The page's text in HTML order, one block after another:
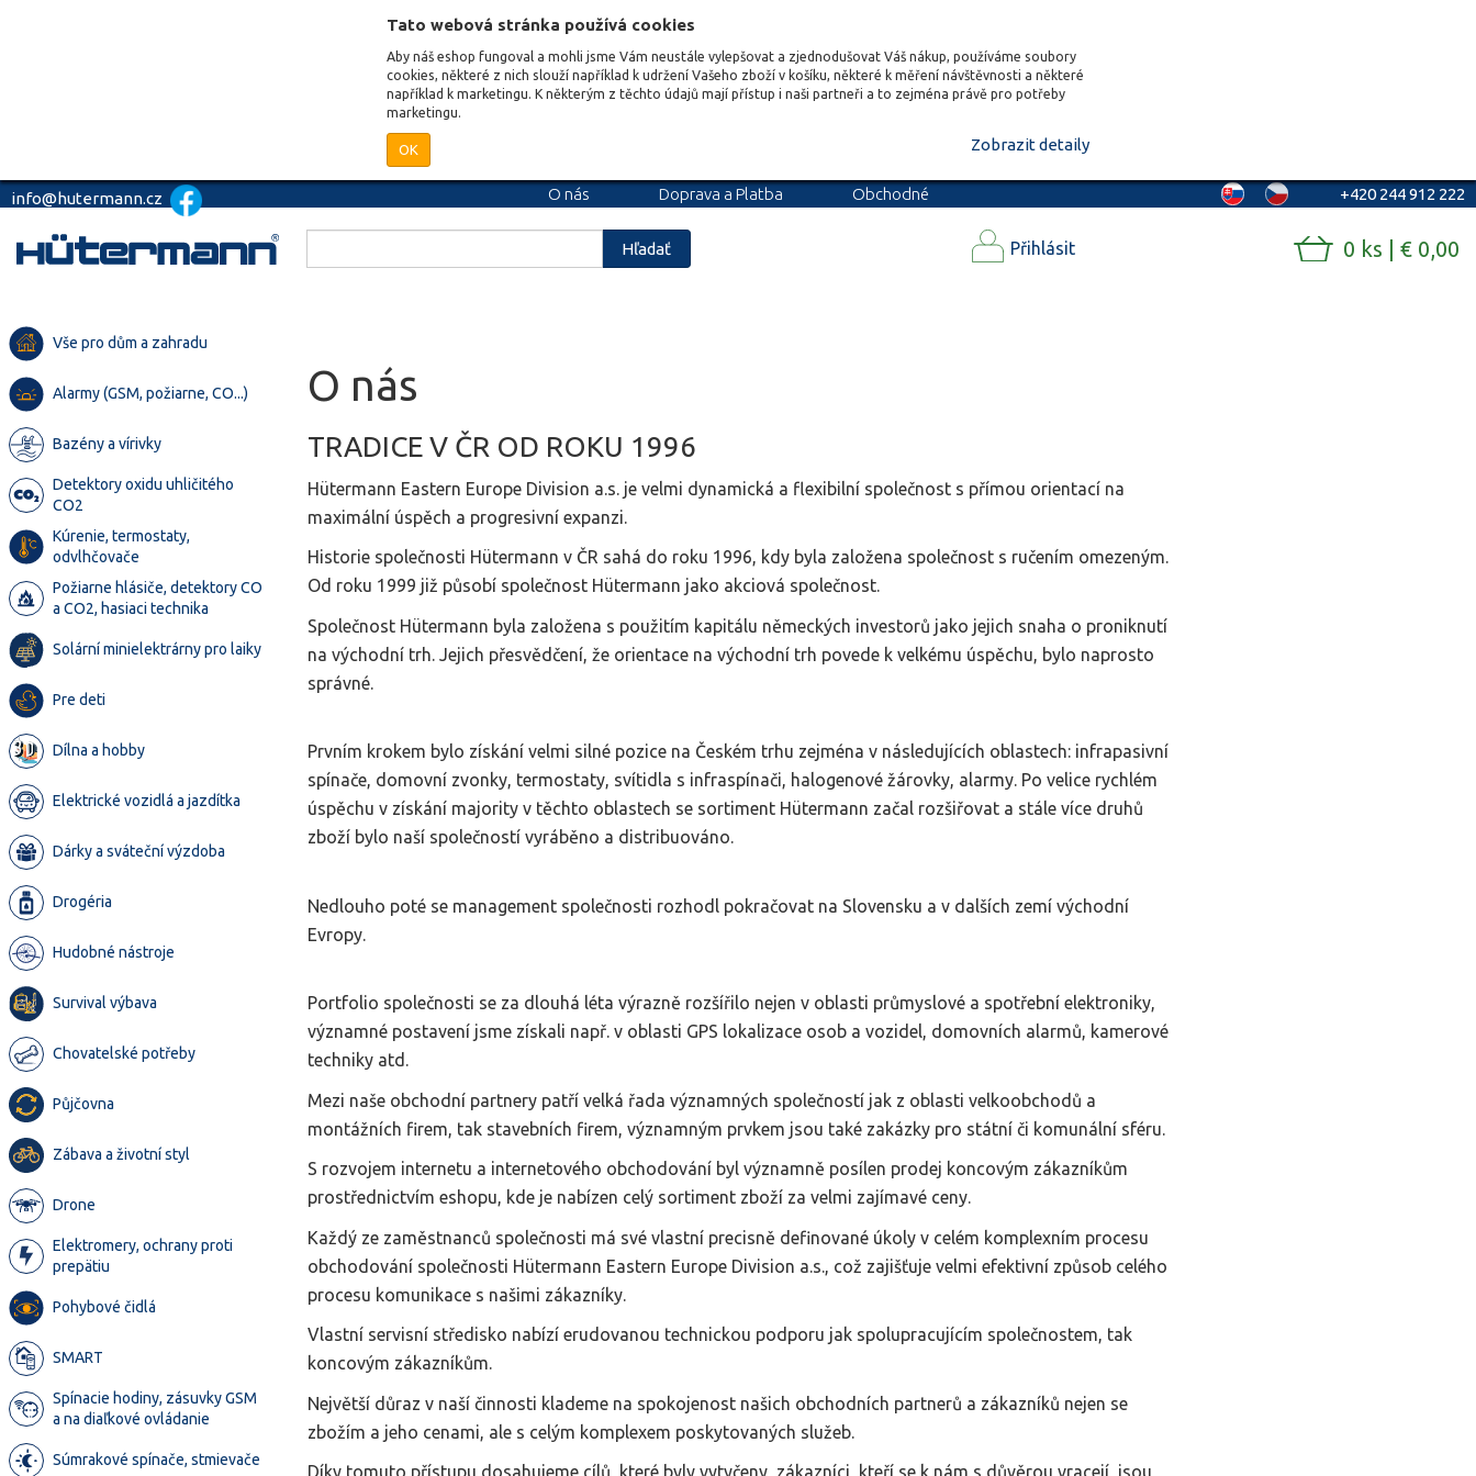
Tato webová stránka používá cookies
Aby náš eshop fungoval a mohli jsme Vám neustále vylepšovat a zjednodušovat Váš nákup, používáme soubory
cookies, některé z nich slouží například k udržení Vašeho zboží v košíku, některé k měření návštěvnosti a některé
například k marketingu. K některým z těchto údajů mají přístup i naši partneři a to zejména právě pro potřeby
marketingu.
OK Zobrazit detaily
info@hutermann.cz O nás Doprava a Platba
Obchodné
+420 244 912 222
Hľadať Přihlásit 0 ks | € 0,00
Vše pro dům a zahradu
Alarmy (GSM, požiarne, CO...)
Bazény a vírivky
Detektory oxidu uhličitého
CO2
Kúrenie, termostaty,
odvlhčovače
Požiarne hlásiče, detektory CO
a CO2, hasiaci technika
Solární minielektrárny pro laiky
Pre deti
Dílna a hobby
Elektrické vozidlá a jazdítka
Dárky a sváteční výzdoba
Drogéria
Hudobné nástroje
Survival výbava
Chovatelské potřeby
Půjčovna
Zábava a životní styl
Drone
Elektromery, ochrany proti
prepätiu
Pohybové čidlá
SMART
Spínacie hodiny, zásuvky GSM
a na diaľkové ovládanie
Súmrakové spínače, stmievače
O nás
TRADICE V ČR OD ROKU 1996
Hütermann Eastern Europe Division a.s. je velmi dynamická a flexibilní společnost s přímou orientací na
maximální úspěch a progresivní expanzi.
Historie společnosti Hütermann v ČR sahá do roku 1996, kdy byla založena společnost s ručením omezeným.
Od roku 1999 již působí společnost Hütermann jako akciová společnost.
Společnost Hütermann byla založena s použitím kapitálu německých investorů jako jejich snaha o proniknutí
na východní trh. Jejich přesvědčení, že orientace na východní trh povede k velkému úspěchu, bylo naprosto
správné.
Prvním krokem bylo získání velmi silné pozice na Českém trhu zejména v následujících oblastech: infrapasivní
spínače, domovní zvonky, termostaty, svítidla s infraspínači, halogenové žárovky, alarmy. Po velice rychlém
úspěchu v získání majority v těchto oblastech se sortiment Hütermann začal rozšiřovat a stále více druhů
zboží bylo naší společností vyráběno a distribuováno.
Nedlouho poté se management společnosti rozhodl pokračovat na Slovensku a v dalších zemí východní
Evropy.
Portfolio společnosti se za dlouhá léta výrazně rozšířilo nejen v oblasti průmyslové a spotřební elektroniky,
významné postavení jsme získali např. v oblasti GPS lokalizace osob a vozidel, domovních alarmů, kamerové
techniky atd.
Mezi naše obchodní partnery patří velká řada významných společností jak z oblasti velkoobchodů a
montážních firem, tak stavebních firem, významným prvkem jsou také zakázky pro státní či komunální sféru.
S rozvojem internetu a internetového obchodování byl významně posílen prodej koncovým zákazníkům
prostřednictvím eshopu, kde je nabízen celý sortiment zboží za velmi zajímavé ceny.
Každý ze zaměstnanců společnosti má své vlastní precisně definované úkoly v celém komplexním procesu
obchodování společnosti Hütermann Eastern Europe Division a.s., což zajišťuje velmi efektivní způsob celého
procesu komunikace s našimi zákazníky.
Vlastní servisní středisko nabízí erudovanou technickou podporu jak spolupracujícím společnostem, tak
koncovým zákazníkům.
Největší důraz v naší činnosti klademe na spokojenost našich obchodních partnerů a zákazníků nejen se
zbožím a jeho cenami, ale s celým komplexem poskytovaných služeb.
Díky tomuto přístupu dosahujeme cílů, které byly vytyčeny, zákazníci, kteří se k nám s důvěrou vracejí, jsou